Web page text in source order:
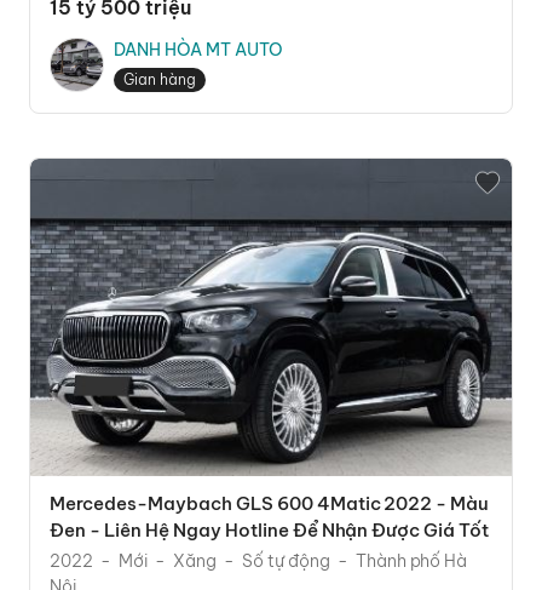
15 tỷ 500 triệu
DANH HÒA MT AUTO
Gian hàng
Mercedes-Maybach GLS 600 4Matic 2022 - Màu
Đen - Liên Hệ Ngay Hotline Để Nhận Được Giá Tốt
2022 Mới Xăng Số tự động
Thành phố Hà